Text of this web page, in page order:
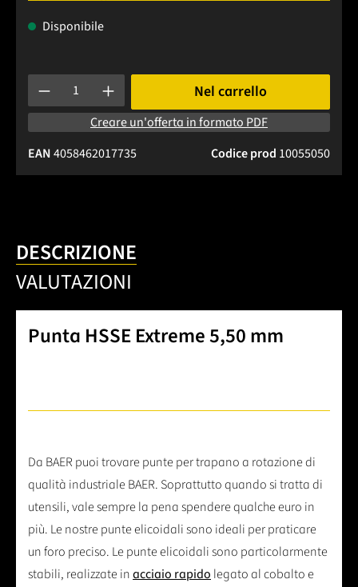
Disponibile
Quantità del prodotto: inserisci la quantità desiderata o
Nel carrello
Creare un'offerta in formato PDF
Codice prod 10055050
EAN4058462017735
DESCRIZIONE
VALUTAZIONI
Punta HSSE Extreme 5,50 mm
Da BAER puoi trovare punte per trapano a rotazione di
qualità industriale BAER. Soprattutto quando si tratta di
utensili, vale sempre la pena spendere qualche euro in
più. Le nostre punte elicoidali sono ideali per praticare
un foro preciso. Le punte elicoidali sono particolarmente
stabili, realizzate inacciaio rapidolegato al cobalto e